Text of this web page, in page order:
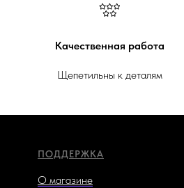
Качественная работа
Щепетильны к деталям
ПОДДЕРЖКА
О магазине